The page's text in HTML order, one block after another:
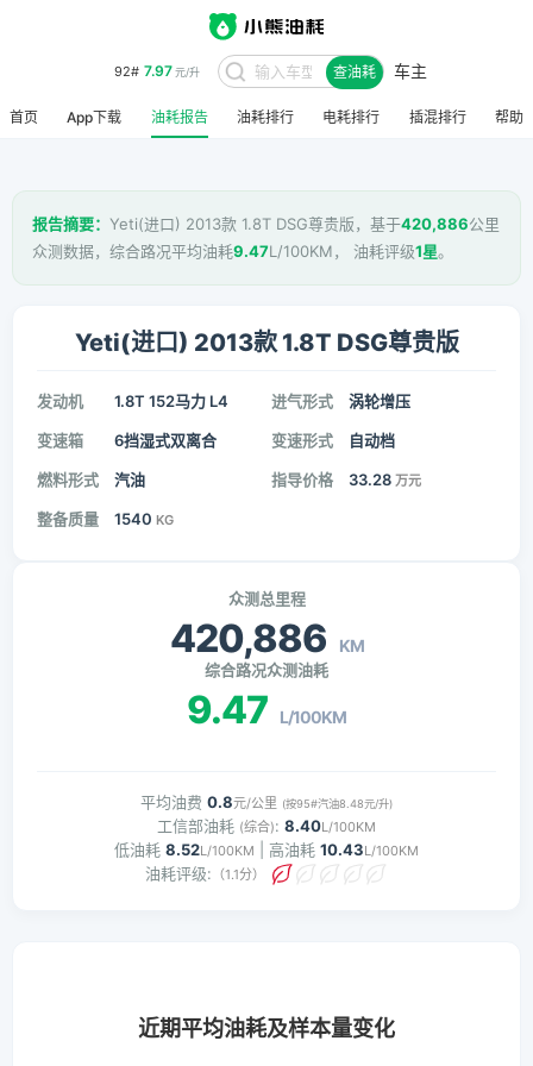
92# 7.97元/升 查油耗 车主
首页 App下载 油耗报告 油耗排行 电耗排行 插混排行 帮助
报告摘要： Yeti(进口) 2013款 1.8T DSG尊贵版，基于420,886公里
众测数据，综合路况平均油耗9.47L/100KM， 油耗评级1星。
Yeti(进口) 2013款 1.8T DSG尊贵版
发动机 1.8T 152马力 L4 进气形式 涡轮增压
变速箱 6挡湿式双离合 变速形式 自动档
燃料形式 汽油 指导价格 33.28 万元
整备质量 1540 KG
众测总里程
420,886 KM
综合路况众测油耗
9.47 L/100KM
平均油费 0.8元/公里 (按95#汽油8.48元/升)
工信部油耗 (综合): 8.40L/100KM
低油耗 8.52L/100KM | 高油耗 10.43L/100KM
油耗评级: （1.1分）